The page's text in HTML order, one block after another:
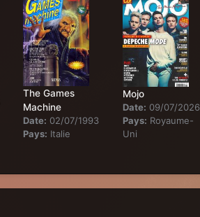
The Games
Machine
Date: 02/07/1993
Pays: Italie
Mojo
Date: 09/07/2026
Pays: Royaume-
Uni